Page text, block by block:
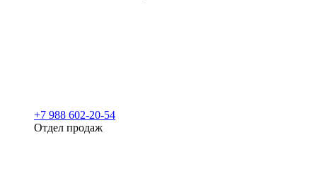
+7 988 602-20-54
Отдел продаж